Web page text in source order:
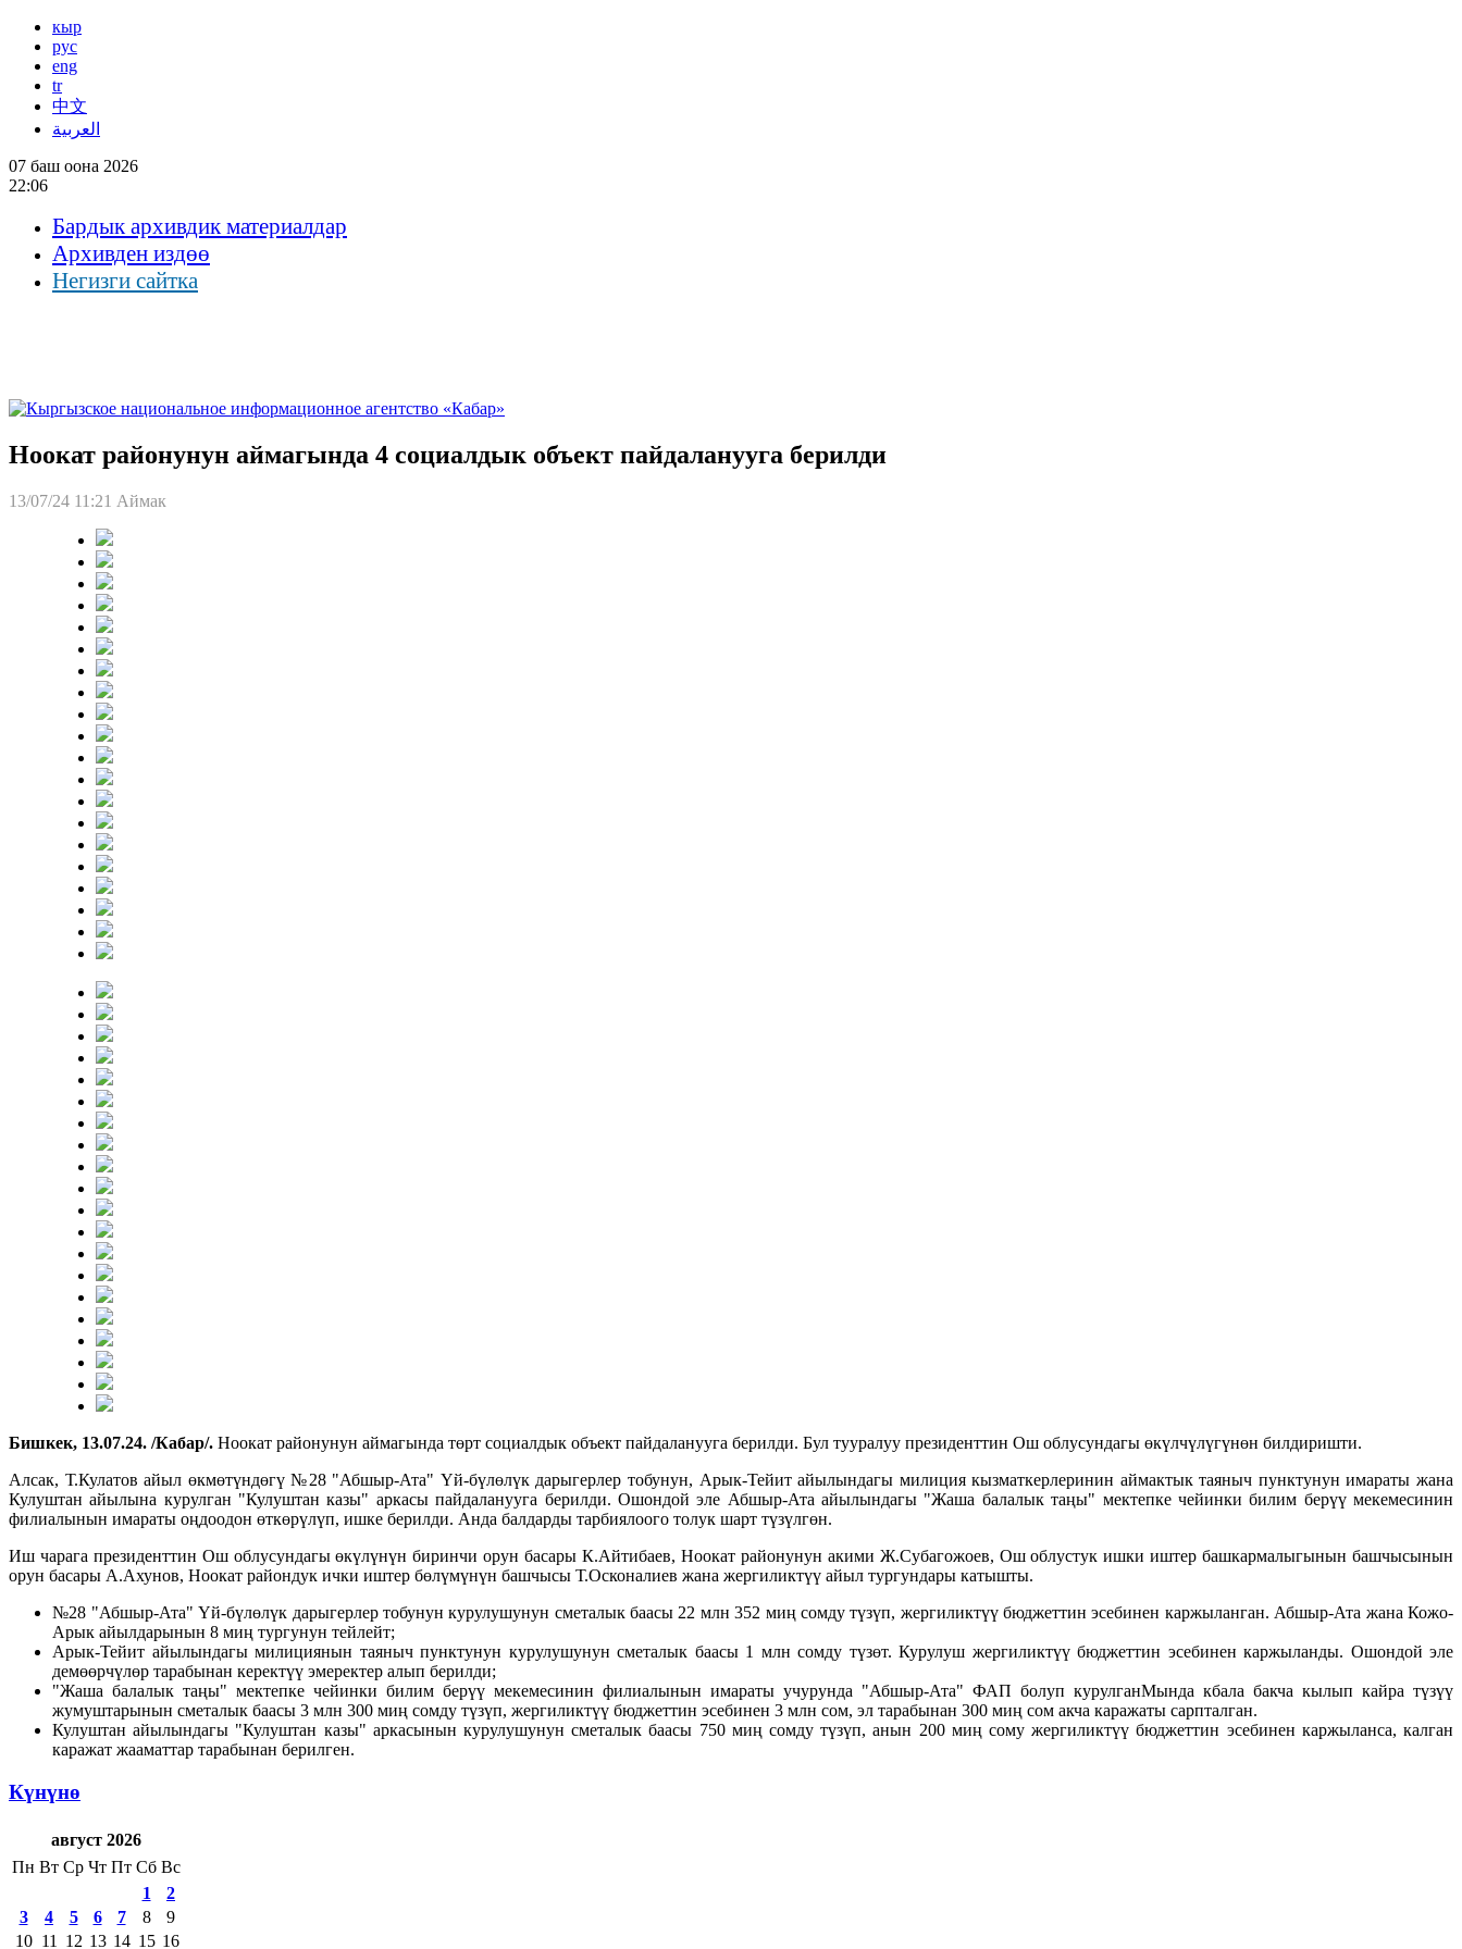
кыр
рус
eng
tr
中文
العربية
07 баш оона 2026
22:06
Бардык архивдик материалдар
Архивден издөө
Негизги сайтка
Ноокат районунун аймагында 4 социалдык объект пайдаланууга берилди
13/07/24 11:21 Аймак
Бишкек, 13.07.24. /Кабар/. Ноокат районунун аймагында төрт социалдык объект пайдаланууга берилди. Бул тууралуу президенттин Ош облусундагы өкүлчүлүгүнөн билдиришти.
Алсак, Т.Кулатов айыл өкмөтүндөгү №28 "Абшыр-Ата" Үй-бүлөлүк дарыгерлер тобунун, Арык-Тейит айылындагы милиция кызматкерлеринин аймактык таяныч пунктунун имараты жана
Кулуштан айылына курулган "Кулуштан казы" аркасы пайдаланууга берилди. Ошондой эле Абшыр-Ата айылындагы "Жаша балалык таңы" мектепке чейинки билим берүү мекемесинин
филиалынын имараты оңдоодон өткөрүлүп, ишке берилди. Анда балдарды тарбиялоого толук шарт түзүлгөн.
Иш чарага президенттин Ош облусундагы өкүлүнүн биринчи орун басары К.Айтибаев, Ноокат районунун акими Ж.Субагожоев, Ош облустук ишки иштер башкармалыгынын башчысынын
орун басары А.Ахунов, Ноокат райондук ички иштер бөлүмүнүн башчысы Т.Осконалиев жана жергиликтүү айыл тургундары катышты.
№28 "Абшыр-Ата" Үй-бүлөлүк дарыгерлер тобунун курулушунун сметалык баасы 22 млн 352 миң сомду түзүп, жергиликтүү бюджеттин эсебинен каржыланган. Абшыр-Ата жана Кожо-
Арык айылдарынын 8 миң тургунун тейлейт;
Арык-Тейит айылындагы милициянын таяныч пунктунун курулушунун сметалык баасы 1 млн сомду түзөт. Курулуш жергиликтүү бюджеттин эсебинен каржыланды. Ошондой эле
демөөрчүлөр тарабынан керектүү эмеректер алып берилди;
"Жаша балалык таңы" мектепке чейинки билим берүү мекемесинин филиалынын имараты учурунда "Абшыр-Ата" ФАП болуп курулганМында кбала бакча кылып кайра түзүү
жумуштарынын сметалык баасы 3 млн 300 миң сомду түзүп, жергиликтүү бюджеттин эсебинен 3 млн сом, эл тарабынан 300 миң сом акча каражаты сарпталган.
Кулуштан айылындагы "Кулуштан казы" аркасынын курулушунун сметалык баасы 750 миң сомду түзүп, анын 200 миң сому жергиликтүү бюджеттин эсебинен каржыланса, калган
каражат жааматтар тарабынан берилген.
Күнүнө
август 2026
Пн Вт Ср Чт Пт Сб Вс
1
2
3
4 5 6 7 8
9
10 11 12 13 14 15 16